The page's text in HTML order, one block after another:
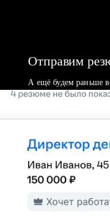
Отправим
А ещё будем раньше